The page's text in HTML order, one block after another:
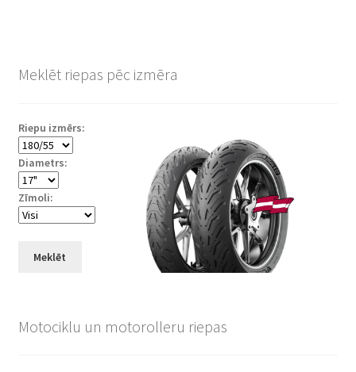
Meklēt riepas pēc izmēra
Riepu izmērs:
Diametrs:
Zīmoli:
Meklēt
Motociklu un motorolleru riepas